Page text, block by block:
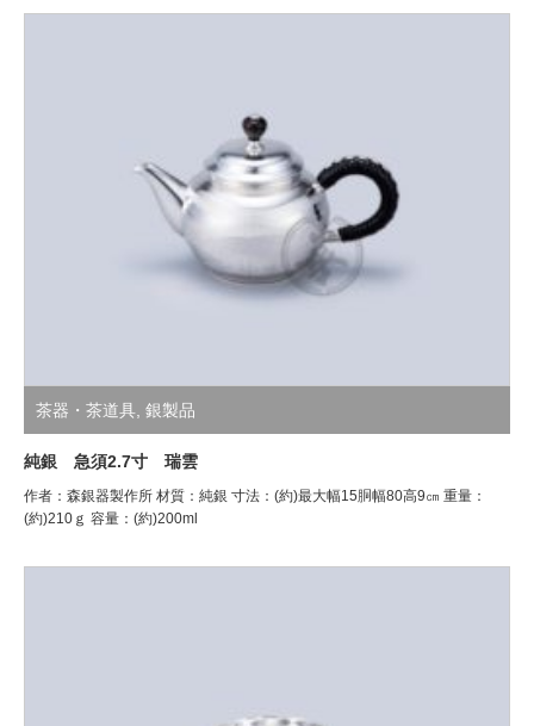
茶器・茶道具 銀製品
純銀 急須2.7寸 瑞雲
作者：森銀器製作所 材質：純銀 寸法：(約)最大幅15胴幅80高9㎝ 重量：
(約)210ｇ 容量：(約)200ml